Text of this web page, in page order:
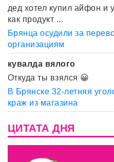
дед хотел купил айфон и
как продукт ...
Брянца осудили за
организациям
кувалда вялого
Откуда ты взялся 😀
В Брянске 32-летняя
краж из магазина
ЦИТАТА ДНЯ